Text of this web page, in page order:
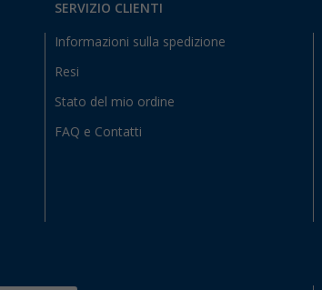
SERVIZIO CLIENTI
Informazioni sulla spedizione
Resi
Stato del mio ordine
FAQ e Contatti